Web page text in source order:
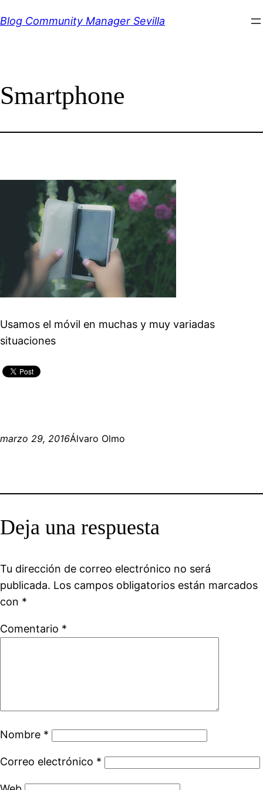
al
Blog Community Manager Sevilla
Smartphone
Usamos el móvil en muchas y muy variadas
situaciones
marzo 29, 2016Álvaro Olmo
Deja una respuesta
Tu dirección de correo electrónico no será
publicada. Los campos obligatorios están marcados
con *
Comentario *
Nombre *
Correo electrónico *